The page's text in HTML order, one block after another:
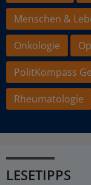
Menschen &
Onkologie
PolitKompass
Rheumatologie
LESETIPPS